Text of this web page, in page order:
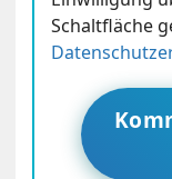
Schaltfläche